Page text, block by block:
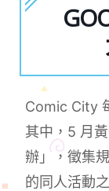
Comic City
其中，5 月
辦」，徵集
的同人活動之